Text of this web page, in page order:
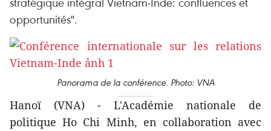
opportunités".
Panorama de la conférence. Photo: VNA
Hanoï (VNA) - L'Académie nationale de
politique Ho Chi Minh, en collaboration avec